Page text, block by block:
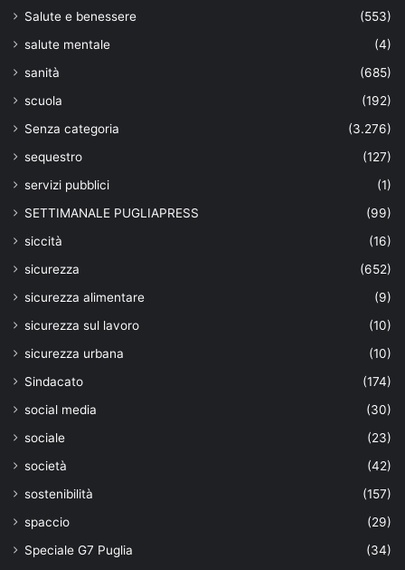
Salute e benessere
(553)
salute mentale
(4)
sanità
(685)
scuola
(192)
Senza categoria
(3.276)
sequestro
(127)
servizi pubblici
(1)
SETTIMANALE PUGLIAPRESS
(99)
siccità
(16)
sicurezza
(652)
sicurezza alimentare
(9)
sicurezza sul lavoro
(10)
sicurezza urbana
(10)
Sindacato
(174)
social media
(30)
sociale
(23)
società
(42)
sostenibilità
(157)
spaccio
(29)
Speciale G7 Puglia
(34)